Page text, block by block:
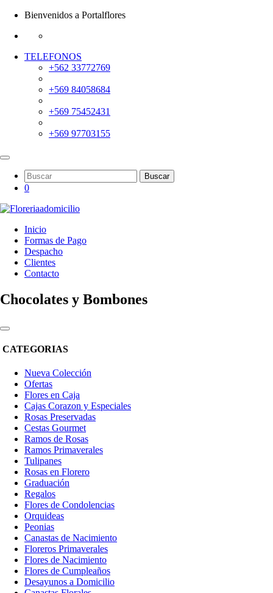
Bienvenidos a Portalflores
TELEFONOS
+562 33772769
+569 84058684
+569 75452431
+569 97703155
Buscar
0
Inicio
Formas de Pago
Despacho
Clientes
Contacto
Chocolates y Bombones
CATEGORIAS
Nueva Colección
Ofertas
Flores en Caja
Cajas Corazon y Especiales
Rosas Preservadas
Cestas Gourmet
Ramos de Rosas
Ramos Primaverales
Tulipanes
Rosas en Florero
Graduación
Regalos
Flores de Condolencias
Orquideas
Peonias
Canastas de Nacimiento
Floreros Primaverales
Flores de Nacimiento
Flores de Cumpleaños
Desayunos a Domicilio